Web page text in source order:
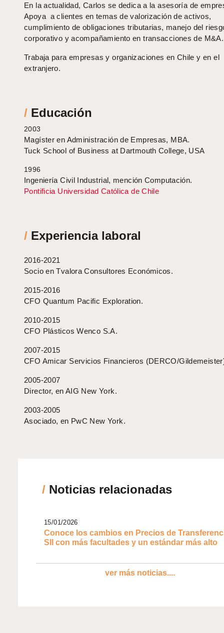
En la actualidad, Carlos se dedica a la asesoría de
Apoya a clientes en temas de valorización de activos,
cumplimiento de obligaciones tributarias, manejo del
corporativo y acompañamiento en transacciones de M&A.
Trabaja para empresas y organizaciones en Chile y en el
extranjero.
/ Educación
2003
Magíster en Administración de Empresas, MBA.
Tuck School of Business at Dartmouth College, USA
1996
Ingeniería Civil Industrial, mención Computación.
Pontificia Universidad Católica de Chile
/ Experiencia laboral
2016-2021
Socio en Tvalora Consultores Económicos.
2015-2016
CFO Quantum Pacific Exploration.
2010-2015
CFO Plásticos Wenco S.A.
2007-2015
CFO Amicar Servicios Financieros (DERCO/
2005-2007
Director, en AIG New York.
2003-2005
Asociado, en PwC New York.
/ Noticias relacionadas
15/01/2026
Conoce los cambios en Precios de
SII con más facultades y un estándar más alto
ver más noticias....